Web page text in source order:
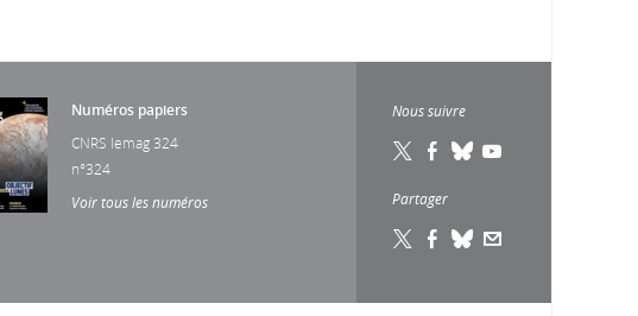
Numéros papiers
CNRS lemag 324
n°324
Voir tous les numéros
Nous suivre
Partager